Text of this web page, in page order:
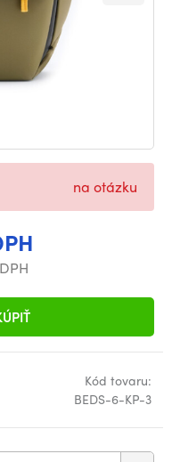
na otázku
Kód tovaru:
BEDS-6-KP-3